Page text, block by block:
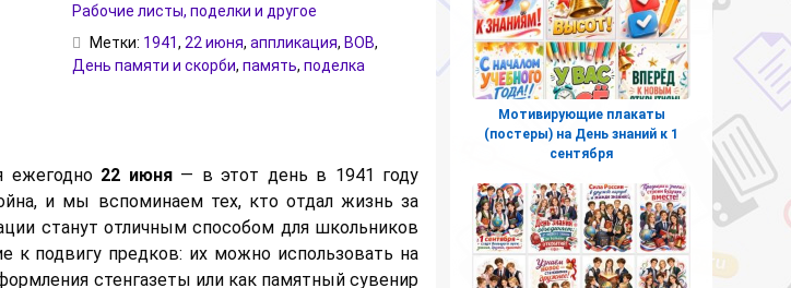
Рабочие листы, поделки и другое
Метки: 1941, 22 июня, аппликация, ВОВ,
День памяти и скорби, память, поделка
ежегодно 22 июня— в этот день в 1941 году
и мы вспоминаем тех, кто отдал жизнь за
станут отличным способом для школьников
к подвигу предков: их можно использовать на
стенгазеты или как памятный сувенир
Мотивирующие плакаты
(постеры) на День знаний к 1
сентября